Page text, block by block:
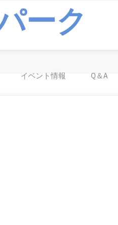
ーク
イベント情報 Q＆A